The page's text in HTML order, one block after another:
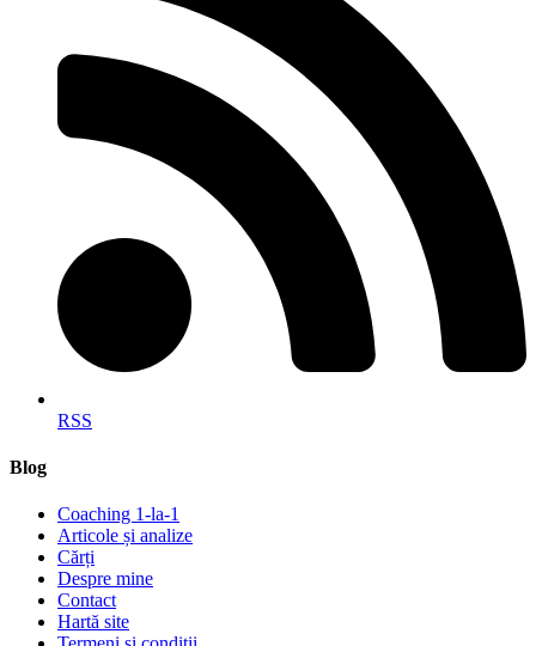
RSS
Blog
Coaching 1-la-1
Articole și analize
Cărți
Despre mine
Contact
Hartă site